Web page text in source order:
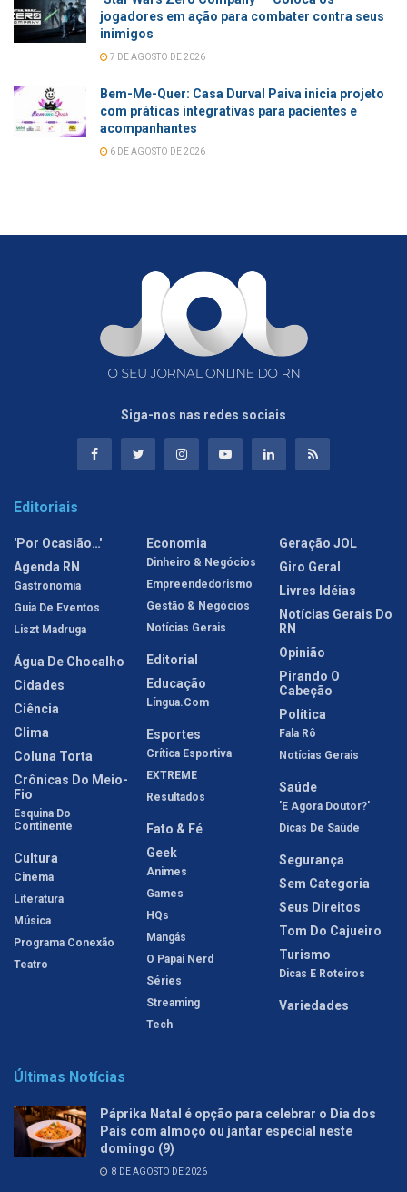
jogadores em ação para combater contra seus
inimigos
7 DE AGOSTO DE 2026
Bem-Me-Quer: Casa Durval Paiva inicia projeto
com práticas integrativas para pacientes e
acompanhantes
6 DE AGOSTO DE 2026
Siga-nos nas redes sociais
Editoriais
'Por Ocasião…'
Agenda RN
Gastronomia
Guia De Eventos
Liszt Madruga
Água De Chocalho
Cidades
Ciência
Clima
Coluna Torta
Crônicas Do Meio-
Fio
Esquina Do
Continente
Cultura
Cinema
Literatura
Música
Programa Conexão
Teatro
Economia
Dinheiro & Negócios
Empreendedorismo
Gestão & Negócios
Notícias Gerais
Editorial
Educação
Língua.com
Esportes
Crítica Esportiva
EXTREME
Resultados
Fato & Fé
Geek
Animes
Games
HQs
Mangás
O Papai Nerd
Séries
Streaming
Tech
Geração JOL
Giro Geral
Livres Idéias
Notícias Gerais Do
RN
Opinião
Pirando O
Cabeção
Política
Fala Rô
Notícias Gerais
Saúde
'E Agora Doutor?'
Dicas De Saúde
Segurança
Sem Categoria
Seus Direitos
Tom Do Cajueiro
Turismo
Dicas E Roteiros
Variedades
Últimas Notícias
Páprika Natal é opção para celebrar o Dia dos
Pais com almoço ou jantar especial neste
domingo (9)
8 DE AGOSTO DE 2026